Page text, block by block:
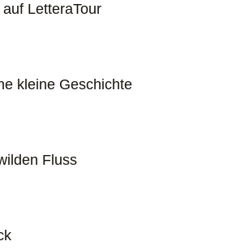
auf LetteraTour
kleine Geschichte
Fluss